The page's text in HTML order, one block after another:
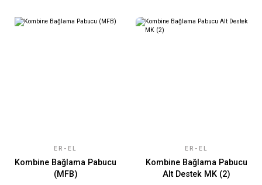
ER-EL
Kombine Bağlama Pabucu
(MFB)
ER-EL
Kombine Bağlama Pabucu
Alt Destek MK (2)